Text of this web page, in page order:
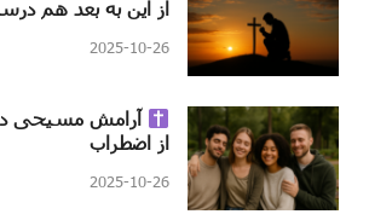
از این به بعد هم
2025-10-26
آرامش مسیحی
از اضطراب
2025-10-26